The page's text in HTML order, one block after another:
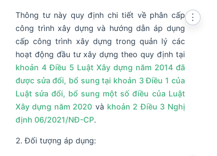
Thông tư này quy định chi tiết về phân cấp
công trình xây dựng và hướng dẫn áp dụng
cấp công trình xây dựng trong quản lý các
hoạt động đầu tư xây dựng theo quy định tại
khoản 4 Điều 5 Luật Xây dựng năm 2014 đã
được sửa đổi, bổ sung tại khoản 3 Điều 1 của
Luật sửa đổi, bổ sung một số điều của Luật
Xây dựng năm 2020 và khoản 2 Điều 3 Nghị
định 06/2021/NĐ-CP.
⋮
Đối tượng áp dụng: